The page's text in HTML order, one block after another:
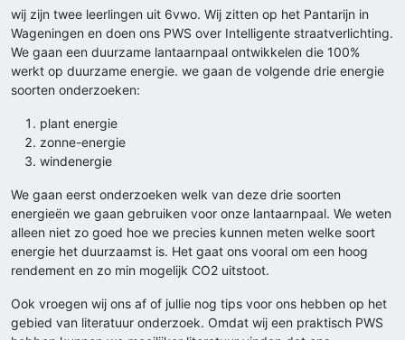
wij zijn twee leerlingen uit 6vwo. Wij zitten op het Pantarijn in
Wageningen en doen ons PWS over Intelligente straatverlichting.
We gaan een duurzame lantaarnpaal ontwikkelen die 100%
werkt op duurzame energie. we gaan de volgende drie energie
soorten onderzoeken:
plant energie
zonne-energie
windenergie
We gaan eerst onderzoeken welk van deze drie soorten
energieën we gaan gebruiken voor onze lantaarnpaal. We weten
alleen niet zo goed hoe we precies kunnen meten welke soort
energie het duurzaamst is. Het gaat ons vooral om een hoog
rendement en zo min mogelijk CO2 uitstoot.
Ook vroegen wij ons af of jullie nog tips voor ons hebben op het
gebied van literatuur onderzoek. Omdat wij een praktisch PWS